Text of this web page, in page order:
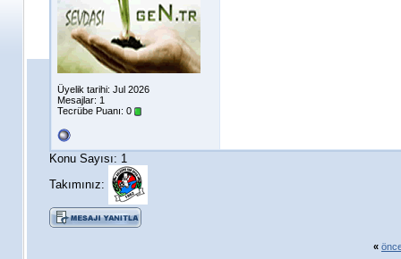
Üyelik tarihi: Jul 2026
Mesajlar: 1
Tecrübe Puanı: 0
Konu Sayısı: 1
Takımınız:
«